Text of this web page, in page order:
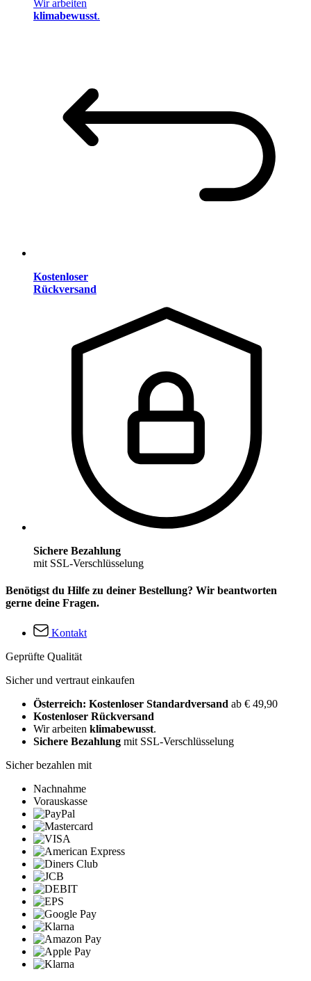
Wir arbeiten
klimabewusst.
Kostenloser
Rückversand
Sichere Bezahlung
mit SSL-Verschlüsselung
Benötigst du Hilfe zu deiner Bestellung? Wir beantworten
gerne deine Fragen.
Kontakt
Geprüfte Qualität
Sicher und vertraut einkaufen
Österreich: Kostenloser Standardversand ab € 49,90
Kostenloser Rückversand
Wir arbeiten klimabewusst.
Sichere Bezahlung mit SSL-Verschlüsselung
Sicher bezahlen mit
Nachnahme
Vorauskasse